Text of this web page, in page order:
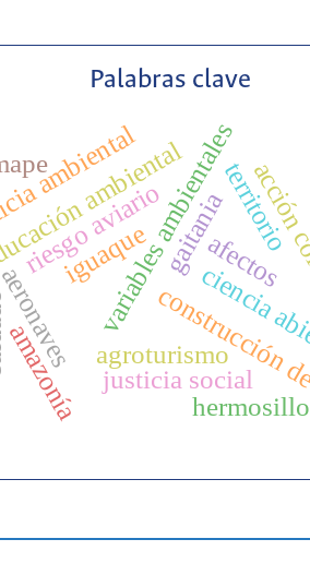
Palabras clave
variables ambientales
riesgo aviariogaitania
agroturismo
ambiental territorio
ciencia
ambiental
justicia social
afectos
iguaque
amazonía hermosillo